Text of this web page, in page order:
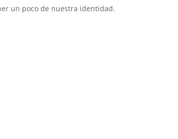
un poco de nuestra identidad.